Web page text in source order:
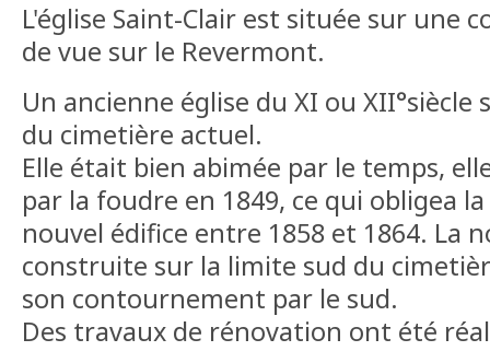
L'église Saint-Clair est située sur une
de vue sur le Revermont.
Un ancienne église du XI ou
du cimetière actuel.
Elle était bien abimée par le temps,
par la foudre en 1849, ce qui obligea
nouvel édifice entre 1858 et 1864. La
construite sur la limite sud du
son contournement par le sud.
Des travaux de rénovation ont été